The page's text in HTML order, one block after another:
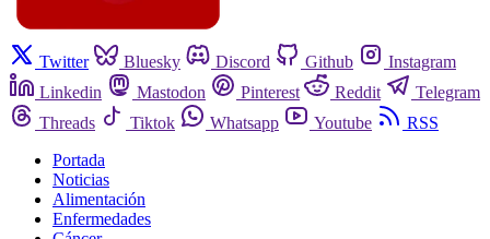
Twitter Bluesky Discord Github
Instagram
Linkedin
Mastodon Pinterest Reddit
Telegram
Threads
Tiktok Whatsapp Youtube
RSS
Portada
Noticias
Alimentación
Enfermedades